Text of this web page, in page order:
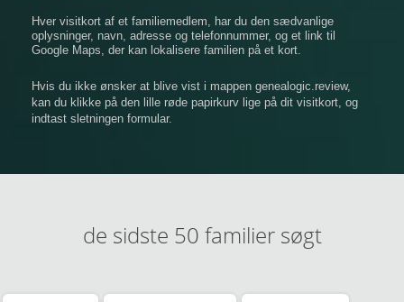
Hver visitkort af et familiemedlem, har du den sædvanlige
oplysninger, navn, adresse og telefonnummer, og et link til
Google Maps, der kan lokalisere familien på et kort.
Hvis du ikke ønsker at blive vist i mappen genealogic.review,
kan du klikke på den lille røde papirkurv lige på dit visitkort, og
indtast sletningen formular.
de sidste 50 familier søgt